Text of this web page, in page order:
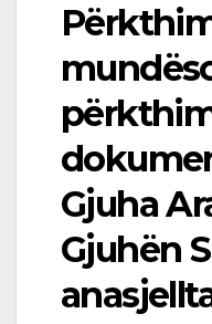
Gjuha
Gjuhën